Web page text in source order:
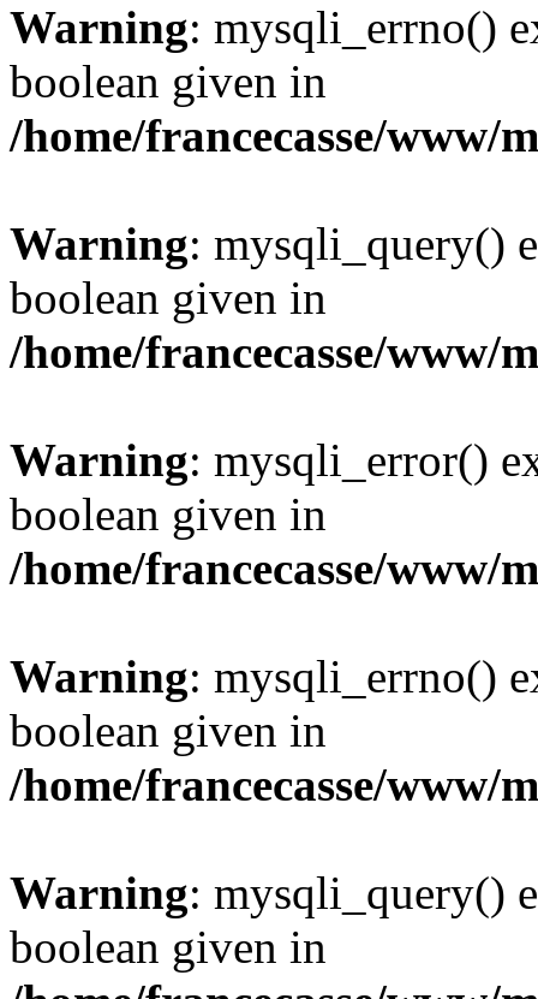
Warning: mysqli_errno()
boolean given in
/home/francecasse/www/
Warning: mysqli_query()
boolean given in
/home/francecasse/www/
Warning: mysqli_error()
boolean given in
/home/francecasse/www/
Warning: mysqli_errno()
boolean given in
/home/francecasse/www/
Warning: mysqli_query()
boolean given in